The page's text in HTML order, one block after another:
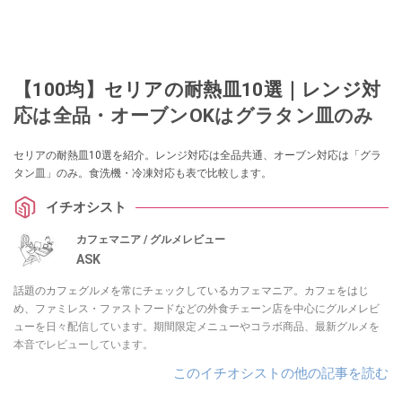
【100均】セリアの耐熱皿10選｜レンジ対
応は全品・オーブンOKはグラタン皿のみ
セリアの耐熱皿10選を紹介。レンジ対応は全品共通、オーブン対応は「グラ
タン皿」のみ。食洗機・冷凍対応も表で比較します。
イチオシスト
カフェマニア / グルメレビュー
ASK
話題のカフェグルメを常にチェックしているカフェマニア。カフェをはじ
め、ファミレス・ファストフードなどの外食チェーン店を中心にグルメレビ
ューを日々配信しています。期間限定メニューやコラボ商品、最新グルメを
本音でレビューしています。
このイチオシストの他の記事を読む